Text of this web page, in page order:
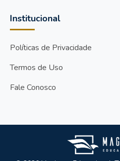
Institucional
Políticas de Privacidade
Termos de Uso
Fale Conosco